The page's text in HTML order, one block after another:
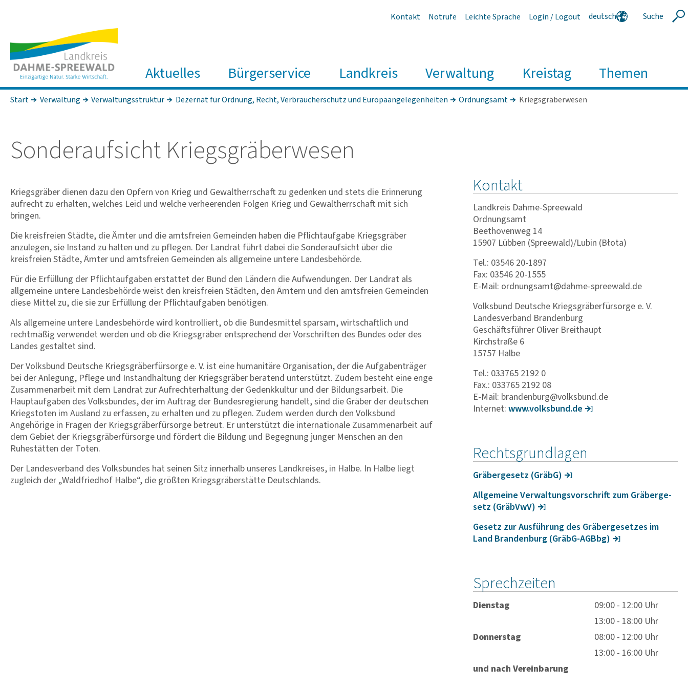
Kontakt Notrufe Leichte Sprache Login / Logout
deutsch
Suche
Aktuelles Bürgerservice Landkreis Verwaltung Kreistag Themen
Start Verwaltung Verwaltungsstruktur Dezernat für Ordnung, Recht, Verbraucherschutz und Europaangelegenheiten Ordnungsamt Kriegsgräberwesen
Sonder­auf­sicht Kriegs­grä­ber­wesen
Kriegsgräber dienen dazu den Opfern von Krieg und Gewaltherrschaft zu gedenken und stets die Erinnerung
aufrecht zu erhalten, welches Leid und welche verheerenden Folgen Krieg und Gewaltherrschaft mit sich
bringen.
Die kreisfreien Städte, die Ämter und die amtsfreien Gemeinden haben die Pflichtaufgabe Kriegsgräber
anzulegen, sie Instand zu halten und zu pflegen. Der Landrat führt dabei die Sonderaufsicht über die
kreisfreien Städte, Ämter und amtsfreien Gemeinden als allgemeine untere Landesbehörde.
Für die Erfüllung der Pflichtaufgaben erstattet der Bund den Ländern die Aufwendungen. Der Landrat als
allgemeine untere Landesbehörde weist den kreisfreien Städten, den Ämtern und den amtsfreien Gemeinden
diese Mittel zu, die sie zur Erfüllung der Pflichtaufgaben benötigen.
Als allgemeine untere Landesbehörde wird kontrolliert, ob die Bundesmittel sparsam, wirtschaftlich und
rechtmäßig verwendet werden und ob die Kriegsgräber entsprechend der Vorschriften des Bundes oder des
Landes gestaltet sind.
Der Volksbund Deutsche Kriegsgräberfürsorge e. V. ist eine humanitäre Organisation, der die Aufgabenträger
bei der Anlegung, Pflege und Instandhaltung der Kriegsgräber beratend unterstützt. Zudem besteht eine enge
Zusammenarbeit mit dem Landrat zur Aufrechterhaltung der Gedenkkultur und der Bildungsarbeit. Die
Hauptaufgaben des Volksbundes, der im Auftrag der Bundesregierung handelt, sind die Gräber der deutschen
Kriegstoten im Ausland zu erfassen, zu erhalten und zu pflegen. Zudem werden durch den Volksbund
Angehörige in Fragen der Kriegsgräberfürsorge betreut. Er unterstützt die internationale Zusammenarbeit auf
dem Gebiet der Kriegsgräberfürsorge und fördert die Bildung und Begegnung junger Menschen an den
Ruhestätten der Toten.
Der Landesverband des Volksbundes hat seinen Sitz innerhalb unseres Landkreises, in Halbe. In Halbe liegt
zugleich der „Waldfriedhof Halbe“, die größten Kriegsgräberstätte Deutschlands.
Kontakt
Landkreis Dahme-Spreewald
Ordnungsamt
Beethovenweg 14
15907 Lübben (Spreewald)/Lubin (Błota)
Tel.: 03546 20-1897
Fax: 03546 20-1555
E-Mail: ordnungsamt@dahme-spreewald.de
Volksbund Deutsche Kriegsgräberfürsorge e. V.
Landesverband Brandenburg
Geschäftsführer Oliver Breithaupt
Kirchstraße 6
15757 Halbe
Tel.: 033765 2192 0
Fax.: 033765 2192 08
E-Mail: brandenburg@volksbund.de
Internet: www.volks­bund.de
Rechtsgrundlagen
Gräber­ge­setz (GräbG)
Allge­meine Verwal­tungs­vor­schrift zum Gräber­ge­
setz (GräbVwV)
Gesetz zur Ausfüh­rung des Gräber­ge­setzes im
Land Bran­den­burg (GräbG-AGBbg)
Sprechzeiten
Dienstag
09:00 - 12:00 Uhr
13:00 - 18:00 Uhr
Donnerstag
08:00 - 12:00 Uhr
13:00 - 16:00 Uhr
und nach Vereinbarung